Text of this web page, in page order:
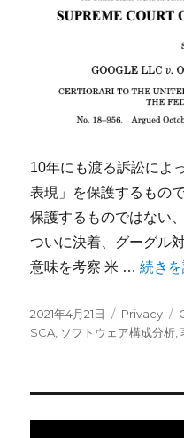
10年にも渡る訴訟によ
表現」を保護するもの
保護するものではない
ついに決着、グーグル
意味を考察 米 …“Java
続き
投
稿
2021年4月21日
カ
テ
Privacy
SCA ソフトウェア構成分析 ,